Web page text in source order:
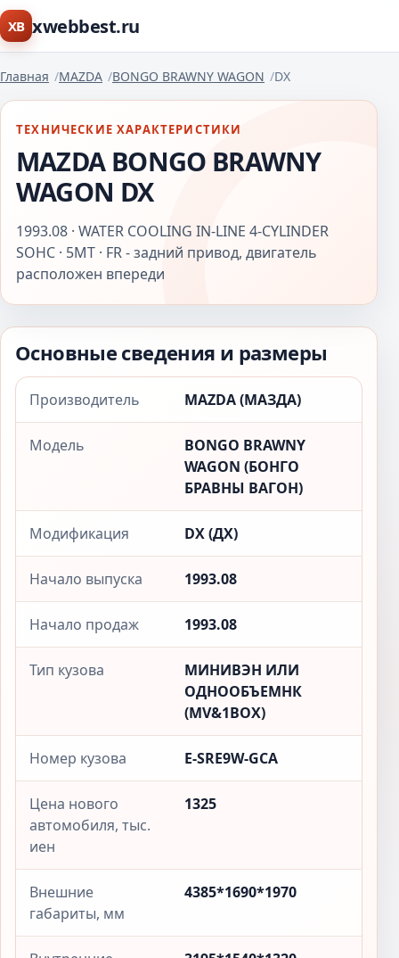
XB xwebbest.ru
Главная MAZDA BONGO BRAWNY WAGON DX
ТЕХНИЧЕСКИЕ ХАРАКТЕРИСТИКИ
MAZDA BONGO BRAWNY
WAGON DX
1993.08 · WATER COOLING IN-LINE 4-CYLINDER
SOHC · 5MT · FR - задний привод, двигатель
расположен впереди
Основные сведения и размеры
Производитель MAZDA (МАЗДА)
Модель
BONGO BRAWNY
WAGON (БОНГО
БРАВНЫ ВАГОН)
Модификация DX (ДX)
Начало выпуска 1993.08
Начало продаж 1993.08
Тип кузова
МИНИВЭН ИЛИ
ОДНООБЪЕМНК
(MV&1BOX)
Номер кузова E-SRE9W-GCA
Цена нового
автомобиля, тыс.
иен
1325
Внешние
габариты, мм
4385*1690*1970